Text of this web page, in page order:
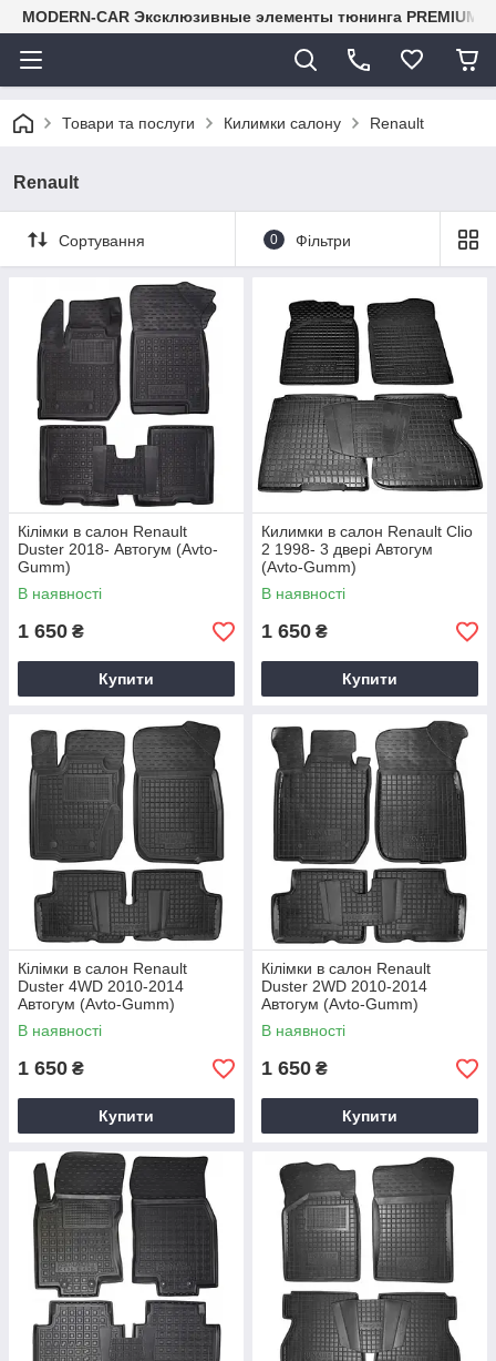
MODERN-CAR Эксклюзивные элементы тюнинга PREMIUM-
Товари та послуги Килимки салону Renault
Renault
Сортування 0 Фільтри
Кілімки в салон Renault
Duster 2018- Автогум (Avto-
Gumm)
В наявності
1 650 ₴
Купити
Килимки в салон Renault Clio
2 1998- 3 двері Автогум
(Avto-Gumm)
В наявності
1 650 ₴
Купити
Кілімки в салон Renault
Duster 4WD 2010-2014
Автогум (Avto-Gumm)
В наявності
1 650 ₴
Купити
Кілімки в салон Renault
Duster 2WD 2010-2014
Автогум (Avto-Gumm)
В наявності
1 650 ₴
Купити